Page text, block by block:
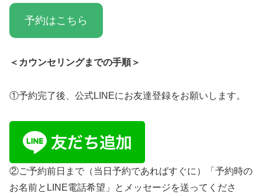
予約はこちら
＜カウンセリングまでの手順＞
①予約完了後、公式LINEにお友達登録をお願いします。
②ご予約前日まで（当日予約であればすぐに）「予約時の
お名前とLINE電話希望」とメッセージを送ってくださ